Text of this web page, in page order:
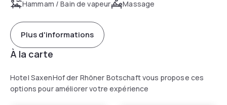
Hammam / Bain de vapeur Massage
Plus d'informations
À la carte
Hotel SaxenHof der Rhöner Botschaft vous propose ces
options pour améliorer votre expérience